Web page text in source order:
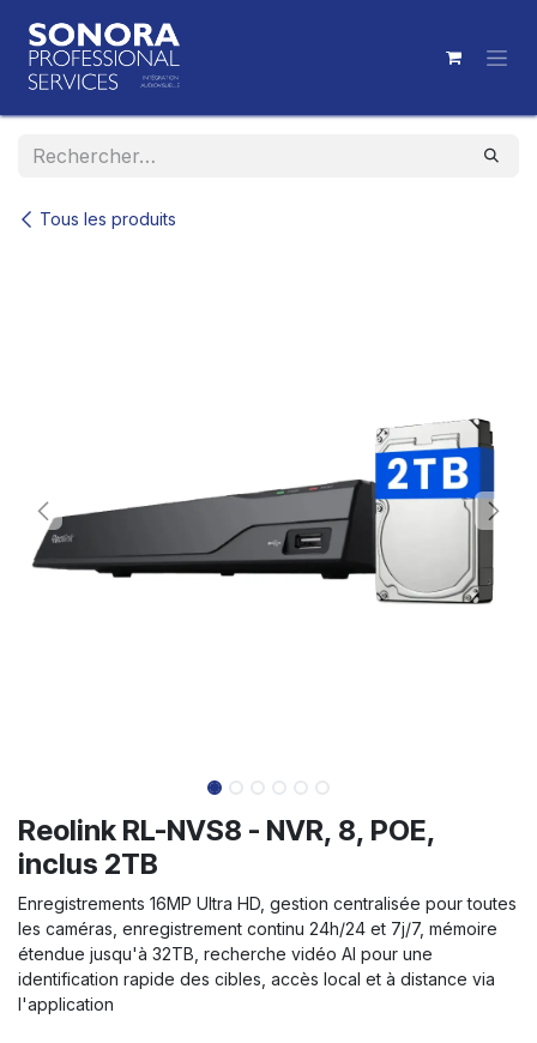
Tous les produits
Reolink RL-NVS8 - NVR, 8, POE,
inclus 2TB
Enregistrements 16MP Ultra HD, gestion centralisée pour toutes
les caméras, enregistrement continu 24h/24 et 7j/7, mémoire
étendue jusqu'à 32TB, recherche vidéo AI pour une
identification rapide des cibles, accès local et à distance via
l'application